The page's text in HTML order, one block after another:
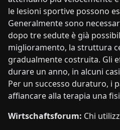
le lesioni sportive possono
Generalmente sono
dopo tre sedute è già
miglioramento, la struttura
gradualmente costruita. Gli
durare un anno, in alcuni
Per un successo duraturo, i
affiancare alla terapia una
Wirtschaftsforum: Chi